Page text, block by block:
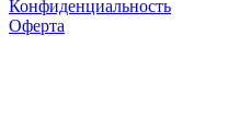
Конфиденциальность
Оферта